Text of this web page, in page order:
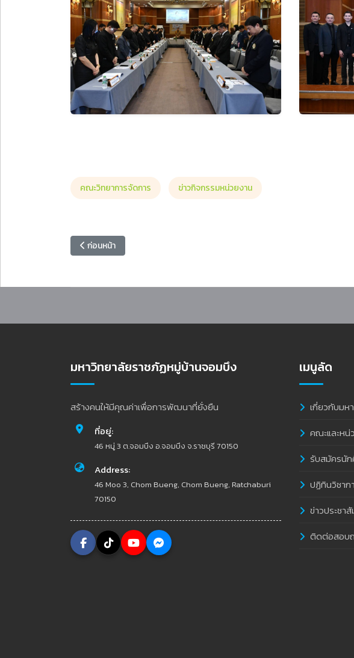
คณะวิทยาการจัดการ ข่าวกิจกรรมหน่วยงาน
เนื้อหาก่อนหน้า: สาขาวิชานวัตกรรมการตลาด จัดโครงการ “Open House เปิดบ้
ก่อนหน้า
มหาวิทยาลัยราชภัฏหมู่บ้านจอมบึง
สร้างคนให้มีคุณค่าเพื่อการพัฒนาที่ยั่งยืน
ที่อยู่:
46 หมู่ 3 ต.จอมบึง อ.จอมบึง จ.ราชบุรี 70150
Address:
46 Moo 3, Chom Bueng, Chom Bueng, Ratchaburi
70150
เมนูลัด
เกี่ยวกับมห
คณะและหน่
รับสมัครนั
ปฏิทินวิชาก
ข่าวประชา
ติดต่อสอบ